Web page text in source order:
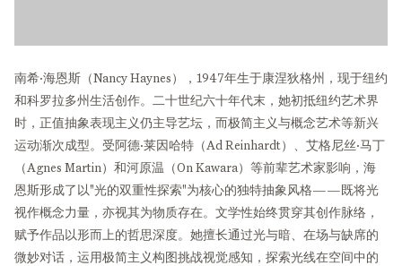
南希·海恩斯（Nancy Haynes），1947年生于康涅狄格州，现于纽约
和科罗拉多州生活创作。二十世纪六十年代末，她初抵纽约艺术界
时，正值抽象表现主义仍主导艺坛，而极简主义与概念艺术等新兴
运动渐次成型。受阿德·莱因哈特（Ad Reinhardt）、艾格尼丝·马丁
（Agnes Martin）和河原温（On Kawara）等前辈艺术家影响，海
恩斯形成了以"光的双重性探索"为核心的独特抽象风格——既将光
视作概念力量，亦视其为物质存在。文学性始终贯穿其创作脉络，
赋予作品以形而上的哲思深度。她擅长通过光与暗、在场与缺席的
微妙对话，运用极简主义构图挑战视觉感知，探索光线在空间中的